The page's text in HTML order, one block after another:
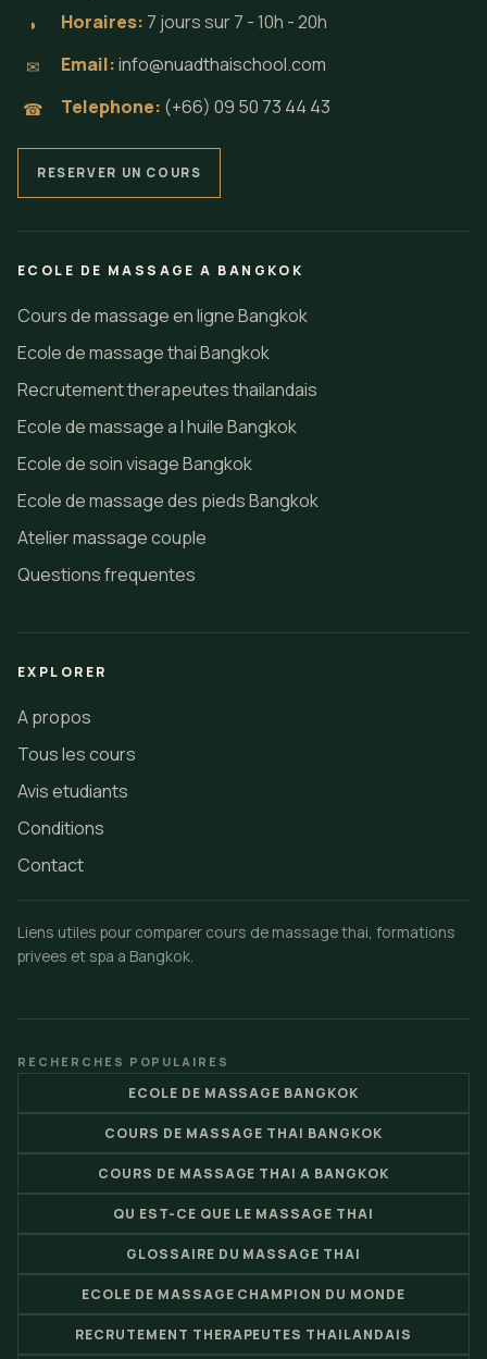
◗ Horaires: 7 jours sur 7 - 10h - 20h
✉ Email:info@nuadthaischool.com
☎ Telephone: (+66) 09 50 73 44 43
RESERVER UN COURS
ECOLE DE MASSAGE A BANGKOK
Cours de massage en ligne Bangkok
Ecole de massage thai Bangkok
Recrutement therapeutes thailandais
Ecole de massage a l huile Bangkok
Ecole de soin visage Bangkok
Ecole de massage des pieds Bangkok
Atelier massage couple
Questions frequentes
EXPLORER
A propos
Tous les cours
Avis etudiants
Conditions
Contact
Liens utiles pour comparer cours de massage thai, formations
privees et spa a Bangkok.
RECHERCHES POPULAIRES
ECOLE DE MASSAGE BANGKOK
COURS DE MASSAGE THAI BANGKOK
COURS DE MASSAGE THAI A BANGKOK
QU EST-CE QUE LE MASSAGE THAI
GLOSSAIRE DU MASSAGE THAI
ECOLE DE MASSAGE CHAMPION DU MONDE
RECRUTEMENT THERAPEUTES THAILANDAIS